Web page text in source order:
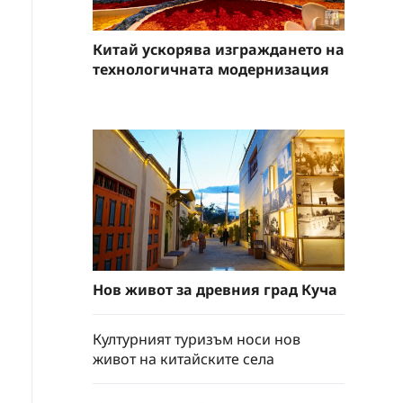
Китай ускорява изграждането на
технологичната модернизация
Нов живот за древния град Куча
Културният туризъм носи нов
живот на китайските села